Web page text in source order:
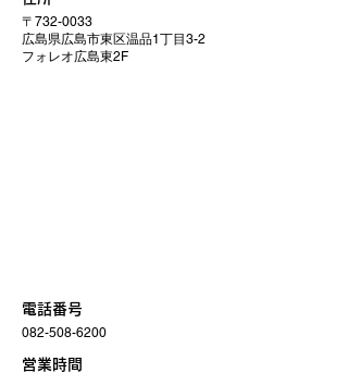
〒732-0033
広島県広島市東区温品1丁目3-2
フォレオ広島東2F
電話番号
082-508-6200
営業時間